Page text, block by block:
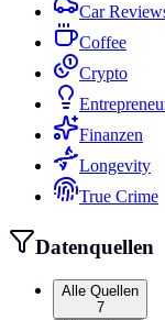
Car
Coffee
Crypto
Finanzen
Longevity
True Crime
Datenquellen
Alle Quellen
7